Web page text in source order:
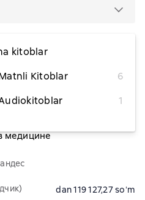
kitoblar
Kitoblar
6
1
в
медицине
dan 91 636,36 soʻm
dan 119 127,27 soʻm